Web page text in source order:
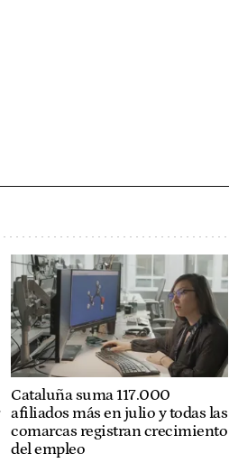
Cataluña suma 117.000
afiliados más en julio y todas las
comarcas registran crecimiento
del empleo